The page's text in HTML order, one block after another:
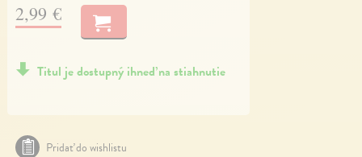
2,99 €
Titul je dostupný ihneď na stiahnutie
Pridať do wishlistu